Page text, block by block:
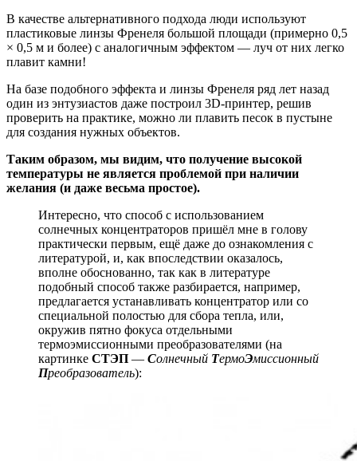
В качестве альтернативного подхода люди используют
пластиковые линзы Френеля большой площади (примерно 0,5
× 0,5 м и более) с аналогичным эффектом — луч от них легко
плавит камни!
На базе подобного эффекта и линзы Френеля ряд лет назад
один из энтузиастов даже построил 3D-принтер, решив
проверить на практике, можно ли плавить песок в пустыне
для создания нужных объектов.
Таким образом, мы видим, что получение высокой
температуры не является проблемой при наличии
желания (и даже весьма простое).
Интересно, что способ с использованием
солнечных концентраторов пришёл мне в голову
практически первым, ещё даже до ознакомления с
литературой, и, как впоследствии оказалось,
вполне обоснованно, так как в литературе
подобный способ также разбирается, например,
предлагается устанавливать концентратор или со
специальной полостью для сбора тепла, или,
окружив пятно фокуса отдельными
термоэмиссионными преобразователями (на
картинке СТЭП — Солнечный ТермоЭмиссионный
Преобразователь):